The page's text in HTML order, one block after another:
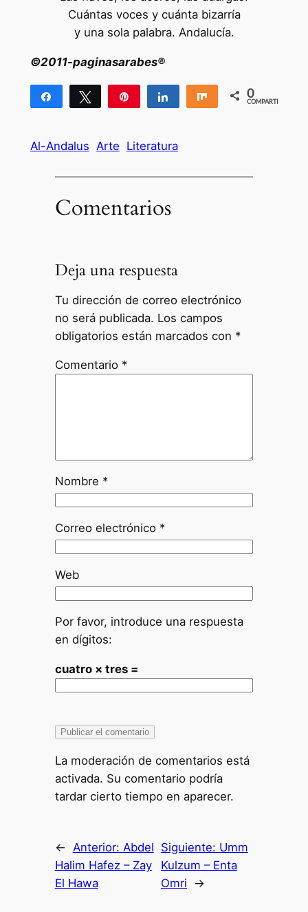
Cuántas voces y cuánta bizarría
y una sola palabra. Andalucía.
©2011-paginasarabes®
Compartir Twittear Compartir Compartir
0
COMPARTIR
Al-Andalus Arte Literatura
Comentarios
Deja una respuesta
Tu dirección de correo electrónico
no será publicada. Los campos
obligatorios están marcados con *
Comentario *
Nombre *
Correo electrónico *
Web
Por favor, introduce una respuesta
en dígitos:
cuatro × tres =
La moderación de comentarios está
activada. Su comentario podría
tardar cierto tiempo en aparecer.
← Anterior: Abdel
Halim Hafez – Zay
El Hawa
Siguiente: Umm
Kulzum – Enta
Omri
→